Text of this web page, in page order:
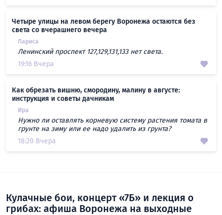
Четыре улицы на левом берегу Воронежа остаются без
света со вчерашнего вечера
Лариса
Ленинский проспект 127,129,131,133 нет света.
19:16 Вчера
Как обрезать вишню, смородину, малину в августе:
инструкция и советы дачникам
Ира
Нужно ли оставлять корневую систему растения томата в
грунте на зиму или ее надо удалить из грунта?
18:20 Вчера
Кулачные бои, концерт «7Б» и лекция о
грибах: афиша Воронежа на выходные